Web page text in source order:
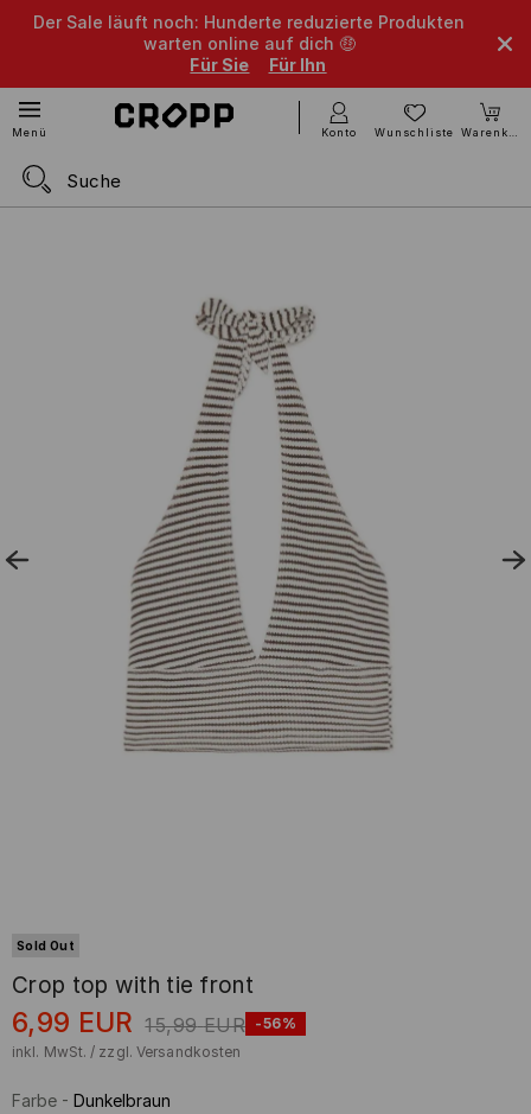
Der Sale läuft noch: Hunderte reduzierte Produkten
warten online auf dich 🤑
Für Sie
Für Ihn
Menü Konto Wunschliste Warenkorb
Sold Out
Crop top with tie front
6,99 EUR 15,99 EUR -56%
inkl. MwSt. / zzgl. Versandkosten
Farbe - Dunkelbraun